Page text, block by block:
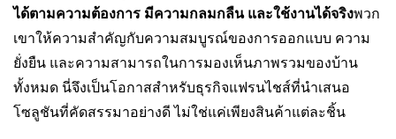
ได้ตามความต้องการ มีความกลมกลืน และใช้งานได้จริงพวก
เขาให้ความสำคัญกับความสมบูรณ์ของการออกแบบ ความ
ยั่งยืน และความสามารถในการมองเห็นภาพรวมของบ้าน
ทั้งหมด นี่จึงเป็นโอกาสสำหรับธุรกิจแฟรนไชส์ที่นำเสนอ
โซลูชันที่คัดสรรมาอย่างดี ไม่ใช่แค่เพียงสินค้าแต่ละชิ้น